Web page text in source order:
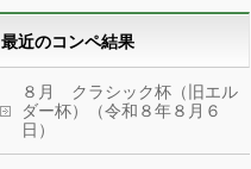
最近のコンペ結果
８月 クラシック杯（旧エル
ダー杯）（令和８年８月６
日）